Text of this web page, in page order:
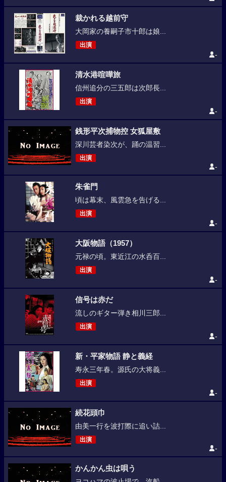
裁かれる越前守
大岡家の養嗣子市十郎は娘...
出演
-
清水港喧嘩旅
信州追分の三五郎は次郎長...
出演
-
銭形平次捕物控 女狐屋敷
深川芸者染次が、踊の温習...
出演
-
朱雀門
頃は幕末、風雲急を告げる...
出演
-
大阪物語（1957）
元禄の頃。東近江の水呑百...
出演
-
信号は赤だ
流しのギター弾き相川三郎...
出演
-
新・平家物語 静と義経
寿永三年春。源氏の大将義...
出演
-
続花頭巾
由美一行を波打際に追い詰...
出演
-
かんかん虫は唄う